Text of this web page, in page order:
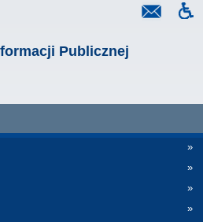
Publicznej
»
»
»
»